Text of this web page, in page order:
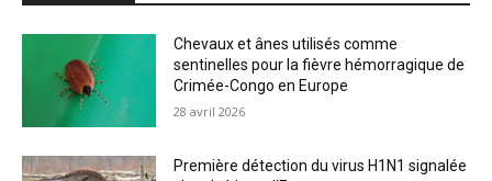
Chevaux et ânes utilisés comme
sentinelles pour la fièvre hémorragique de
Crimée-Congo en Europe
28 avril 2026
Première détection du virus H1N1 signalée